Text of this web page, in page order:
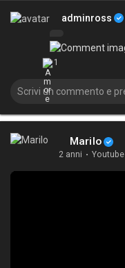
adminross
1
Marilo
2 anni · Youtube